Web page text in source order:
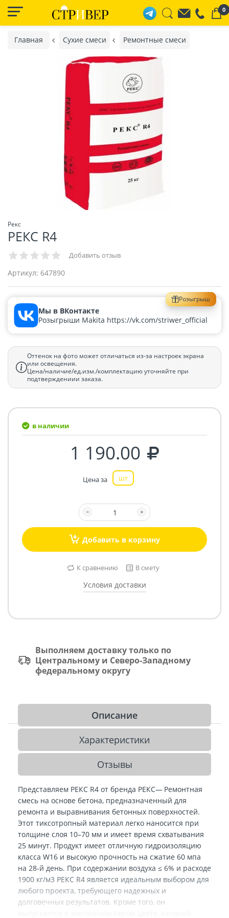
0
Главная Сухие смеси Ремонтные смеси
Рекс
РЕКС R4
Добавить отзыв
Артикул: 647890
Розыгрыш
Мы в ВКонтакте
Розыгрыши Makita https://vk.com/striwer_official
Оттенок на фото может отличаться из-за настроек экрана
или освещения.
Цена/наличие/ед.изм./комплектацию уточняйте при
подтверждениии заказа.
в наличии
1 190.00
Цена за шт
Добавить в корзину
К сравнению В смету
Условия доставки
Выполняем доставку только по
Центральному и Северо-Западному
федеральному округу
Описание
Характеристики
Отзывы
Представляем РЕКС R4 от бренда РЕКС— Ремонтная
смесь на основе бетона, предназначенный для
ремонта и выравнивания бетонных поверхностей.
Этот тиксотропный материал легко наносится при
толщине слоя 10–70 мм и имеет время схватывания
25 минут. Продукт имеет отличную гидроизоляцию
класса W16 и высокую прочность на сжатие 60 мпа
на 28-й день. При содержании воздуха ≤ 6% и расходе
1900 кг/м3 РЕКС R4 является идеальным выбором для
любого проекта, требующего надежных и
долговечных результатов. Кроме того, он